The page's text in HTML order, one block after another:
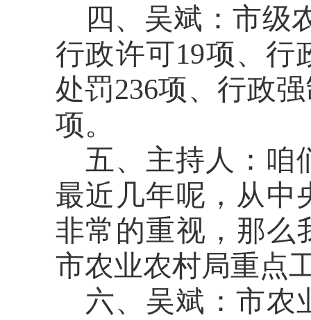
四、吴斌：市级
行政许可19项、行
处罚236项、行政
项。
五、主持人： 咱
最近几年呢，从中
非常的重视，那么
市农业农村局重点
六、吴斌：市农